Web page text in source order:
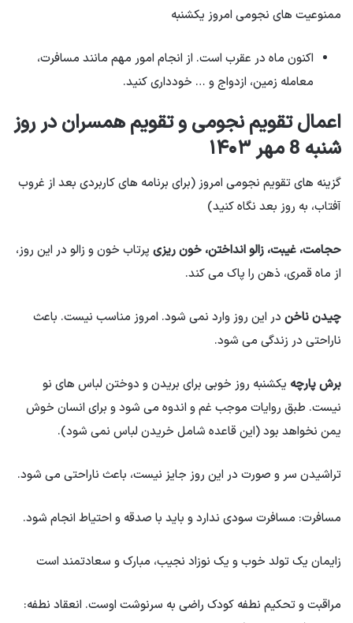
ممنوعیت های نجومی امروز یکشنبه
اکنون ماه در عقرب است. از انجام امور مهم مانند مسافرت،
معامله زمین، ازدواج و … خودداری کنید.
اعمال تقویم نجومی و تقویم همسران در روز
شنبه 8 مهر ۱۴۰۳
گزینه های تقویم نجومی امروز (برای برنامه های کاربردی بعد از غروب
آفتاب، به روز بعد نگاه کنید)
حجامت، غیبت، زالو انداختن، خون ریزی پرتاب خون و زالو در این روز،
از ماه قمری، ذهن را پاک می کند.
چیدن ناخن در این روز وارد نمی شود. امروز مناسب نیست. باعث
ناراحتی در زندگی می شود.
برش پارچه یکشنبه روز خوبی برای بریدن و دوختن لباس های نو
نیست. طبق روایات موجب غم و اندوه می شود و برای انسان خوش
یمن نخواهد بود (این قاعده شامل خریدن لباس نمی شود).
تراشیدن سر و صورت در این روز جایز نیست، باعث ناراحتی می شود.
مسافرت: مسافرت سودی ندارد و باید با صدقه و احتیاط انجام شود.
زایمان یک تولد خوب و یک نوزاد نجیب، مبارک و سعادتمند است
مراقبت و تحکیم نطفه کودک راضی به سرنوشت اوست. انعقاد نطفه: